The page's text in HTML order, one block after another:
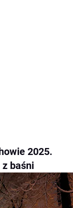
2025.
baśni